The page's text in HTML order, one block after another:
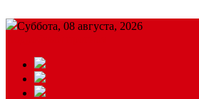
Суббота, 08 августа, 2026